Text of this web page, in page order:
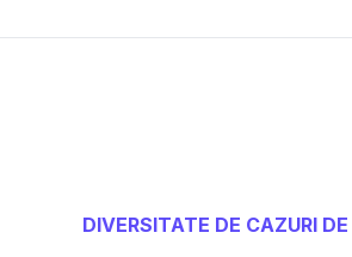
DIVERSITATE DE CAZURI